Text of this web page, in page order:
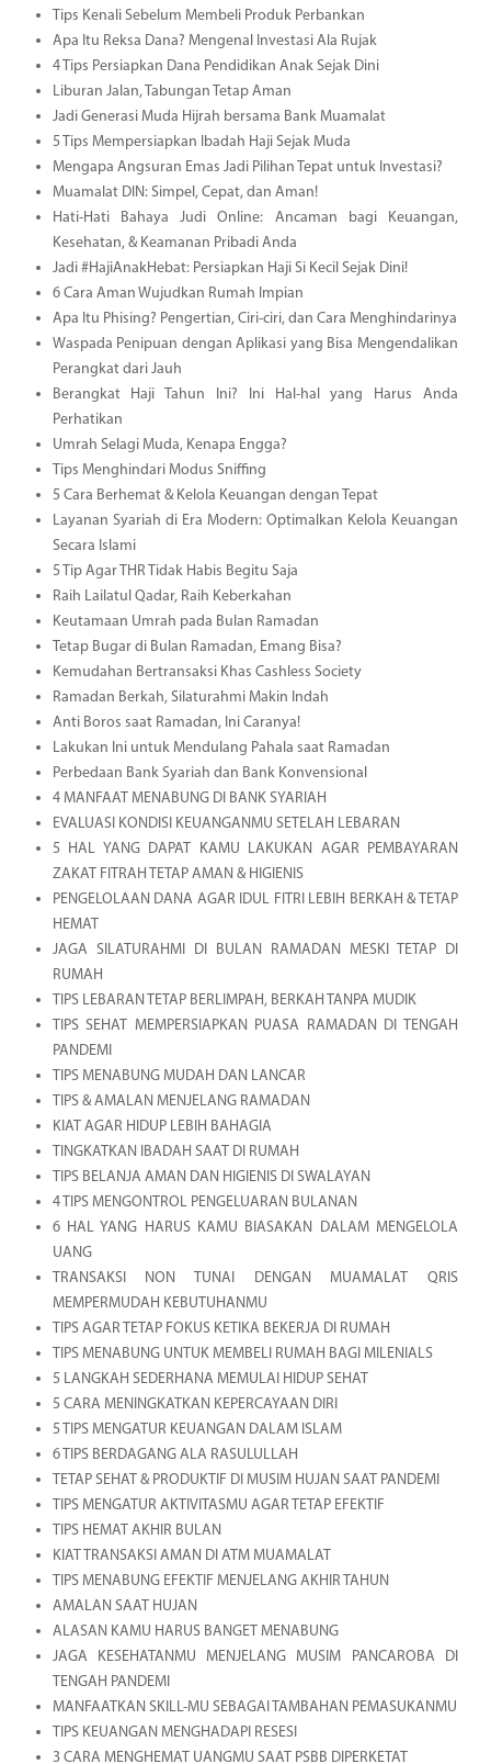
Tips Kenali Sebelum Membeli Produk Perbankan
Apa Itu Reksa Dana? Mengenal Investasi Ala Rujak
4 Tips Persiapkan Dana Pendidikan Anak Sejak Dini
Liburan Jalan, Tabungan Tetap Aman
Jadi Generasi Muda Hijrah bersama Bank Muamalat
5 Tips Mempersiapkan Ibadah Haji Sejak Muda
Mengapa Angsuran Emas Jadi Pilihan Tepat untuk Investasi?
Muamalat DIN: Simpel, Cepat, dan Aman!
Hati-Hati Bahaya Judi Online: Ancaman bagi Keuangan,
Kesehatan, & Keamanan Pribadi Anda
Jadi #HajiAnakHebat: Persiapkan Haji Si Kecil Sejak Dini!
6 Cara Aman Wujudkan Rumah Impian
Apa Itu Phising? Pengertian, Ciri-ciri, dan Cara Menghindarinya
Waspada Penipuan dengan Aplikasi yang Bisa Mengendalikan
Perangkat dari Jauh
Berangkat Haji Tahun Ini? Ini Hal-hal yang Harus Anda
Perhatikan
Umrah Selagi Muda, Kenapa Engga?
Tips Menghindari Modus Sniffing
5 Cara Berhemat & Kelola Keuangan dengan Tepat
Layanan Syariah di Era Modern: Optimalkan Kelola Keuangan
Secara Islami
5 Tip Agar THR Tidak Habis Begitu Saja
Raih Lailatul Qadar, Raih Keberkahan
Keutamaan Umrah pada Bulan Ramadan
Tetap Bugar di Bulan Ramadan, Emang Bisa?
Kemudahan Bertransaksi Khas Cashless Society
Ramadan Berkah, Silaturahmi Makin Indah
Anti Boros saat Ramadan, Ini Caranya!
Lakukan Ini untuk Mendulang Pahala saat Ramadan
Perbedaan Bank Syariah dan Bank Konvensional
4 MANFAAT MENABUNG DI BANK SYARIAH
EVALUASI KONDISI KEUANGANMU SETELAH LEBARAN
5 HAL YANG DAPAT KAMU LAKUKAN AGAR PEMBAYARAN
ZAKAT FITRAH TETAP AMAN & HIGIENIS
PENGELOLAAN DANA AGAR IDUL FITRI LEBIH BERKAH & TETAP
HEMAT
JAGA SILATURAHMI DI BULAN RAMADAN MESKI TETAP DI
RUMAH
TIPS LEBARAN TETAP BERLIMPAH, BERKAH TANPA MUDIK
TIPS SEHAT MEMPERSIAPKAN PUASA RAMADAN DI TENGAH
PANDEMI
TIPS MENABUNG MUDAH DAN LANCAR
TIPS & AMALAN MENJELANG RAMADAN
KIAT AGAR HIDUP LEBIH BAHAGIA
TINGKATKAN IBADAH SAAT DI RUMAH
TIPS BELANJA AMAN DAN HIGIENIS DI SWALAYAN
4 TIPS MENGONTROL PENGELUARAN BULANAN
6 HAL YANG HARUS KAMU BIASAKAN DALAM MENGELOLA
UANG
TRANSAKSI NON TUNAI DENGAN MUAMALAT QRIS
MEMPERMUDAH KEBUTUHANMU
TIPS AGAR TETAP FOKUS KETIKA BEKERJA DI RUMAH
TIPS MENABUNG UNTUK MEMBELI RUMAH BAGI MILENIALS
5 LANGKAH SEDERHANA MEMULAI HIDUP SEHAT
5 CARA MENINGKATKAN KEPERCAYAAN DIRI
5 TIPS MENGATUR KEUANGAN DALAM ISLAM
6 TIPS BERDAGANG ALA RASULULLAH
TETAP SEHAT & PRODUKTIF DI MUSIM HUJAN SAAT PANDEMI
TIPS MENGATUR AKTIVITASMU AGAR TETAP EFEKTIF
TIPS HEMAT AKHIR BULAN
KIAT TRANSAKSI AMAN DI ATM MUAMALAT
TIPS MENABUNG EFEKTIF MENJELANG AKHIR TAHUN
AMALAN SAAT HUJAN
ALASAN KAMU HARUS BANGET MENABUNG
JAGA KESEHATANMU MENJELANG MUSIM PANCAROBA DI
TENGAH PANDEMI
MANFAATKAN SKILL-MU SEBAGAI TAMBAHAN PEMASUKANMU
TIPS KEUANGAN MENGHADAPI RESESI
3 CARA MENGHEMAT UANGMU SAAT PSBB DIPERKETAT